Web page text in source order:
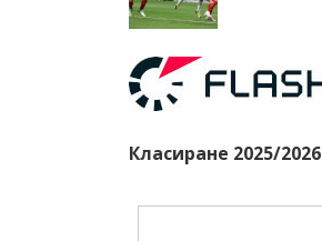
Класиране 2025/2026